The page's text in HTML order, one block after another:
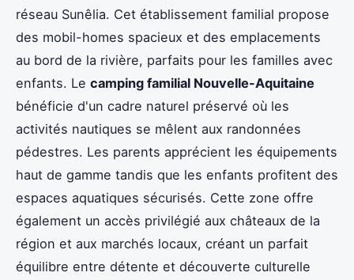
réseau Sunêlia. Cet établissement familial propose
des mobil-homes spacieux et des emplacements
au bord de la rivière, parfaits pour les familles avec
enfants. Le camping familial Nouvelle-Aquitaine
bénéficie d'un cadre naturel préservé où les
activités nautiques se mêlent aux randonnées
pédestres. Les parents apprécient les équipements
haut de gamme tandis que les enfants profitent des
espaces aquatiques sécurisés. Cette zone offre
également un accès privilégié aux châteaux de la
région et aux marchés locaux, créant un parfait
équilibre entre détente et découverte culturelle